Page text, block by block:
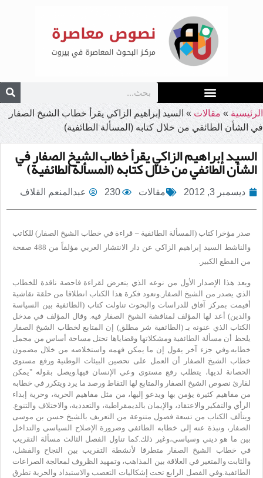
الرئيسية » مقالات » السيد إبراهيم الزاكي يقرأ خطاب الشيخ الصفار
في الشأن الطائفي من خلال كتابه (المسألة الطائفية)
السيد إبراهيم الزاكي يقرأ خطاب الشيخ الصفار في
الشأن الطائفي من خلال كتابه (المسألة الطائفية)
ديسمبر 3, 2012 مقالات 230 عبدالمنعم القلاف
صدر مؤخرا كتاب (المسألة الطائفية – قراءة في خطاب الشيخ الصفار) للكاتب
والناشط السيد إبراهيم الزاكي عن دار الانتشار العربي مؤلفاً من 488 صفحة
من القطع الكبير.
ويعد هذا الإصدار الأول من نوعه الذي يتعرض لقراءة فاحصة ناقدة للخطاب
الذي يصدر من الشيخ الصفار. وتعود فكرة هذا الكتاب انطلاقا من حلقة نقاشية
أقيمت بمركز آفاق للدراسات والبحوث تناولت كتاب (الطائفية بين السياسة
والدين) أعد لها المؤلف لمناقشة الشيخ الصفار فيه. وقال المؤلف في مدخل
الكتاب الذي عنونه بـ (الطائفية شر مطلق) إن المتابع لخطاب الشيخ الصفار
يلحظ أن مسألة الطائفية ومشكلاتها وقضاياها تحتل مساحة أساس من مجمل
خطابه. وفي جزء آخر يقول إن ما يمكن فهمه واستخلاصه من خلال مضمون
خطاب الشيخ الصفار أن العمل على تحصين البيئات الوطنية ورفع مستوى
الحصانة لديها، يتطلب رفع مستوى وعي الإنسان فيها. ويصل بقوله "يمكن
لقارئ نصوص الشيخ الصفار والمتابع لها التقاط ورصد ما يرد ويتكرر في خطابه
من مفاهيم كثيرة يؤمن بها ويدعو إليها، من مثل مفاهيم الحرية، وحرية إبداء
الرأي والتفكير والاعتقاد، والإيمان بالديمقراطية، والتعددية، والاختلاف والتنوع.
ويتألف الكتاب من تسعة فصول متنوعة من التعريف بالشيخ حسن بن موسى
الصفار، ونبذة عنه إلى خطابه الطائفي وضرورة الإصلاح السياسي والتداخل
بين ما هو ديني وسياسي،وغير ذلك. كما تناول الفصل الثالث مسألة التقريب
في خطاب الشيخ الصفار متطرقا لأنشطة التقريب بين النجاح والفشل،
والثابت والمتغير في العلاقة بين المذاهب، وتمهيد الظروف لمعالجة الصراعات
الطائفية. وفي الفصل الرابع تحت إشكاليات التعصب والاستبداد والحرية تطرق